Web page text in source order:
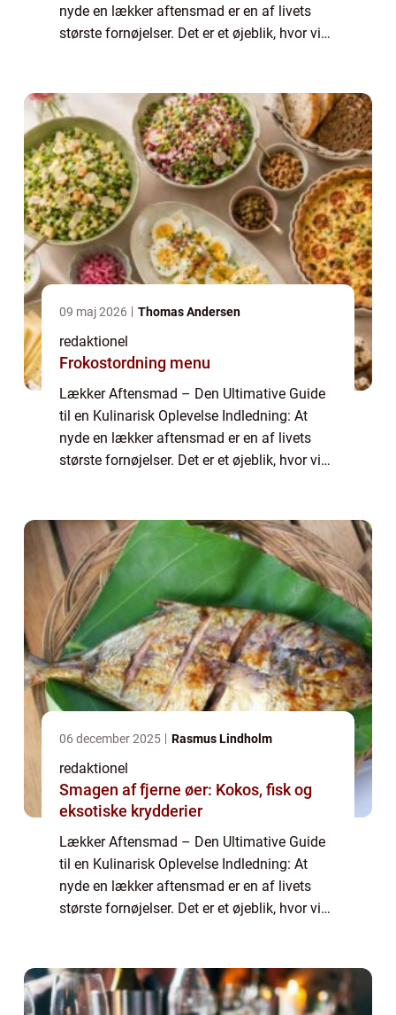
nyde en lækker aftensmad er en af livets
største fornøjelser. Det er et øjeblik, hvor vi
09 maj 2026 Thomas Andersen
redaktionel
Frokostordning menu
Lækker Aftensmad – Den Ultimative Guide
til en Kulinarisk Oplevelse Indledning: At
nyde en lækker aftensmad er en af livets
største fornøjelser. Det er et øjeblik, hvor vi
06 december 2025 Rasmus Lindholm
redaktionel
Smagen af fjerne øer: Kokos, fisk og
eksotiske krydderier
Lækker Aftensmad – Den Ultimative Guide
til en Kulinarisk Oplevelse Indledning: At
nyde en lækker aftensmad er en af livets
største fornøjelser. Det er et øjeblik, hvor vi